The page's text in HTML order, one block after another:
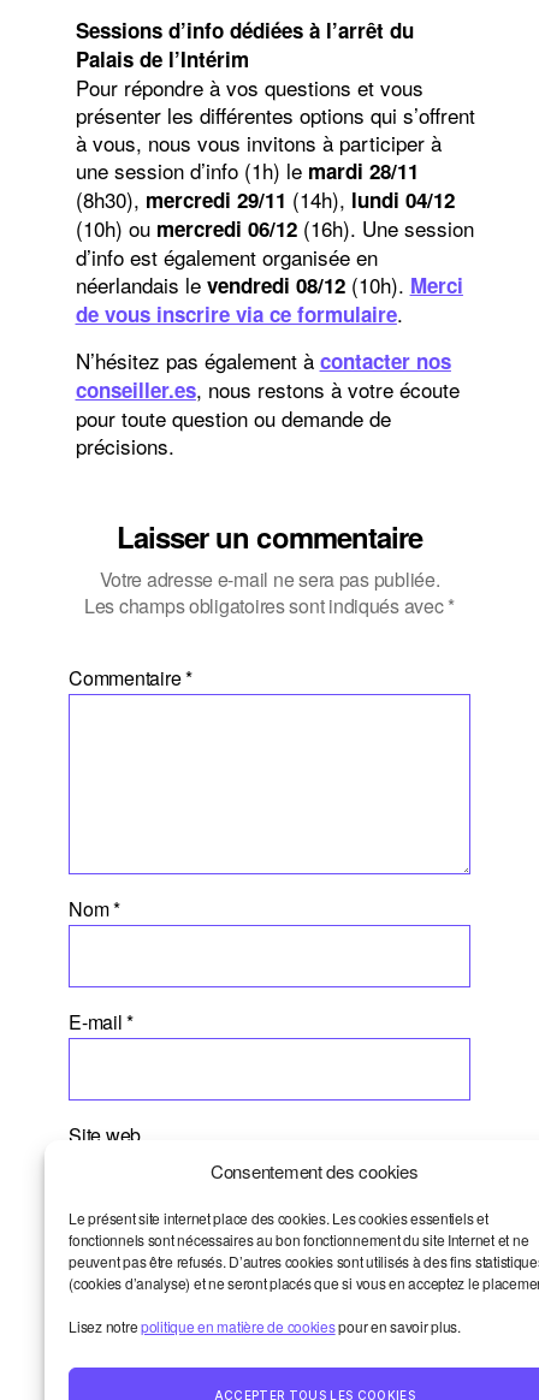
Consentement des cookies
Le présent site internet place des cookies. Les cookies essentiels et
fonctionnels sont nécessaires au bon fonctionnement du site Internet et ne
peuvent pas être refusés. D’autres cookies sont utilisés à des fins
(cookies d’analyse) et ne seront placés que si vous en acceptez le
Lisez notrepolitique en matière de cookiespour en savoir plus.
ACCEPTER TOUS LES COOKIES
Sessions d’info dédiées à l’arrêt du
Palais de l’Intérim
Pour répondre à vos questions et vous
présenter les différentes options qui s’offrent
à vous, nous vous invitons à participer à
une session d’info (1h) le mardi 28/11
(8h30), mercredi 29/11 (14h), lundi 04/12
(10h) ou mercredi 06/12(16h). Une session
d’info est également organisée en
néerlandais le vendredi 08/12(10h). Merci
de vous inscrire via ce formulaire.
N’hésitez pas également à contacter nos
conseiller.es, nous restons à votre écoute
pour toute question ou demande de
précisions.
Laisser un commentaire
Votre adresse e-mail ne sera pas publiée.
Les champs obligatoires sont indiqués avec*
Commentaire*
Nom*
E-mail*
Site web